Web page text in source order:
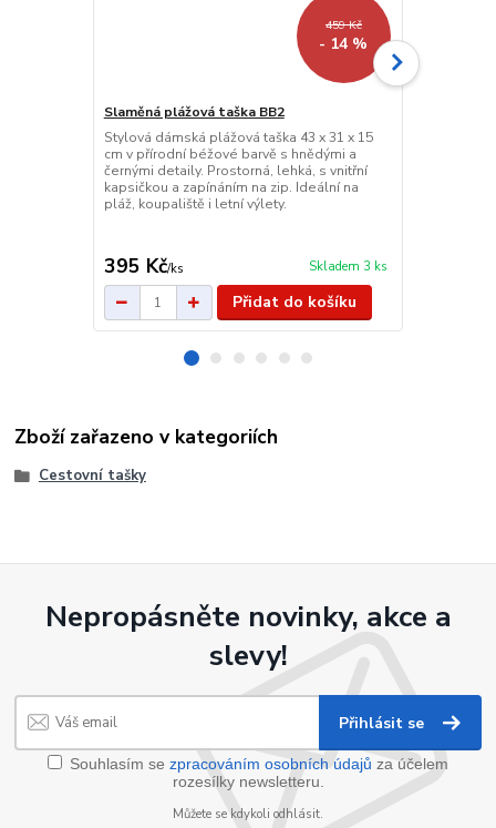
459 Kč
- 14 %
Slaměná plážová taška BB2
Stylová dámská plážová taška 43 x 31 x 15
cm v přírodní béžové barvě s hnědými a
černými detaily. Prostorná, lehká, s vnitřní
kapsičkou a zapínáním na zip. Ideální na
pláž, koupaliště i letní výlety.
395 Kč/ks Skladem 3 ks
Přidat do košíku
Zboží zařazeno v kategoriích
Cestovní tašky
Nepropásněte novinky, akce a
slevy!
Přihlásit se
Souhlasím se zpracováním osobních údajů za účelem
rozesílky newsletteru.
Můžete se kdykoli odhlásit.